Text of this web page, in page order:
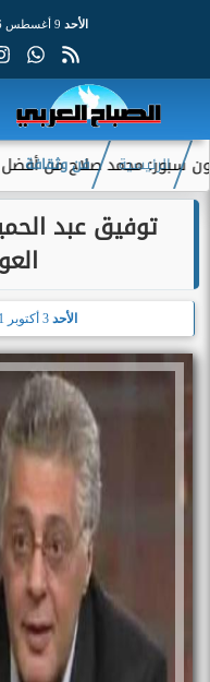
الأحد
من أفضل 3 لاعبين في العالم
الرئيسية فن وثقافة
توفيق عبد
الأحد 3 أكتوبر 2021